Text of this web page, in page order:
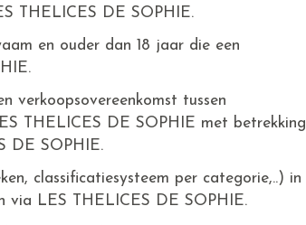
THELICES DE SOPHIE.
en ouder dan 18 jaar die een
verkoopsovereenkomst tussen
THELICES DE SOPHIE met betrekking
DE SOPHIE.
classificatiesysteem per categorie,..) in
via LES THELICES DE SOPHIE.